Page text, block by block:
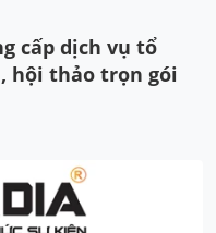
cấp dịch vụ tổ
hội thảo trọn gói